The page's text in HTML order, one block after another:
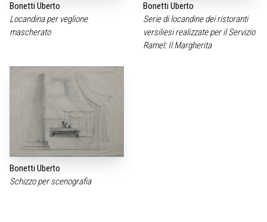
Bonetti Uberto
Locandina per veglione
mascherato
Bonetti Uberto
Serie di locandine dei ristoranti
versiliesi realizzate per il Servizio
Ramel: Il Margherita
Bonetti Uberto
Schizzo per scenografia